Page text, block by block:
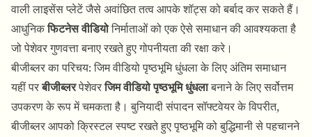
वाली लाइसेंस प्लेटें जैसे अवांछित तत्व आपके शॉट्स को बर्बाद कर सकते हैं।
आधुनिकफिटनेस वीडियोनिर्माताओं को एक ऐसे समाधान की आवश्यकता है
जो पेशेवर गुणवत्ता बनाए रखते हुए गोपनीयता की रक्षा करे।
बीजीब्लर का परिचय: जिम वीडियो पृष्ठभूमि धुंधला के लिए अंतिम समाधान
यहीं परबीजीब्लरपेशेवरजिम वीडियो पृष्ठभूमि धुंधलाबनाने के लिए सर्वोत्तम
उपकरण के रूप में चमकता है। बुनियादी संपादन सॉफ्टवेयर के विपरीत,
बीजीब्लर आपको क्रिस्टल स्पष्ट रखते हुए पृष्ठभूमि को बुद्धिमानी से पहचानने